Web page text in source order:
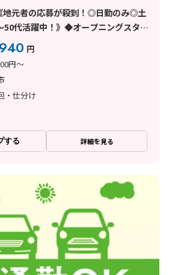
地元者の応募が殺到！◎日勤のみ◎土
代活躍中！》◆オープニングスタッ
経験OK◆自動車部品の梱包スタッフ
県館林市》
円
円～
・仕分け
する 詳細を見る